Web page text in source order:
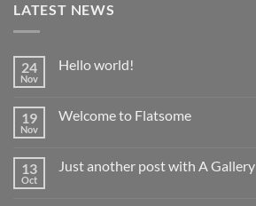
LATEST NEWS
24
Nov
Hello world!
19
Nov
Welcome to Flatsome
13
Oct
Just another post with A Gallery